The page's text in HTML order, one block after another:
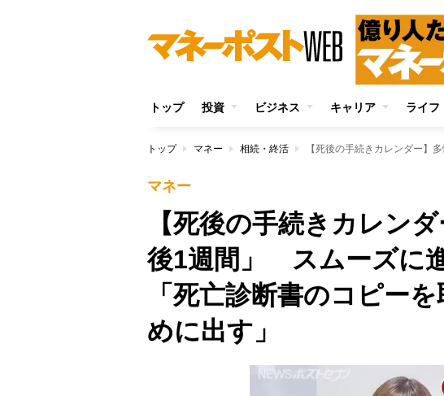
トップ 投資 ビジネス キャリア ライフ
トップ マネー 相続・終活
マネー
【死後の手続きカレン
後1週間」 スムーズに
「死亡診断書のコピー
めに出す」